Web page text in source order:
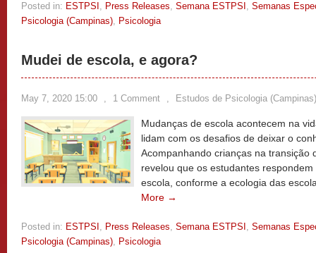
Posted in: ESTPSI , Press Releases, Semana ESTPSI , Semanas
Psicologia (Campinas), Psicologia
Mudei de escola, e agora?
May 7, 2020 15:00 , 1 Comment , Estudos de Psicologia (Campinas)
Mudanças de escola acontecem na
lidam com os desafios de deixar o
Acompanhando crianças na transição
revelou que os estudantes
escola, conforme a ecologia das
More →
Posted in: ESTPSI , Press Releases, Semana ESTPSI , Semanas
Psicologia (Campinas), Psicologia